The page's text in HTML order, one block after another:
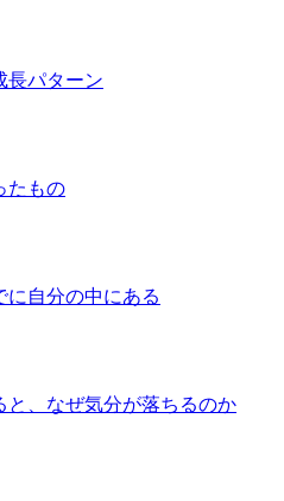
長パターン
たもの
に自分の中にある
と、なぜ気分が落ちるのか